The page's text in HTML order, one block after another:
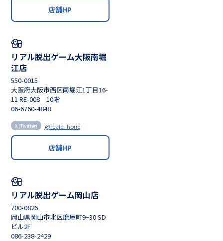
店舗HP
リアル脱出ゲーム大阪南堀
江店
550-0015
大阪府大阪市西区南堀江1丁目16-
11 RE-008 10階
06-6760-4848
X (Twitter) @reald_horie
店舗HP
リアル脱出ゲーム岡山店
700-0826
岡山県岡山市北区磨屋町9−30 SD
ビル2F
086-238-2429